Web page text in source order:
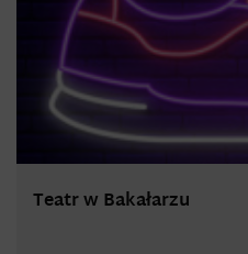
Teatr w Bakałarzu